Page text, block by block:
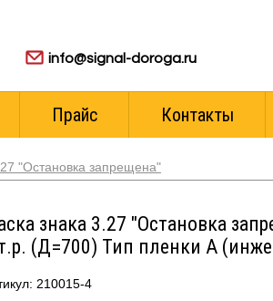
info@signal-doroga.ru
Прайс Контакты
"Остановка запрещена"
знака 3.27 "Остановка
(Д=700) Тип пленки А
210015-4